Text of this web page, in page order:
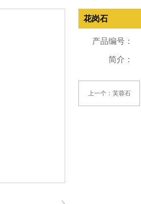
花岗石
产品编号：
简介：
上一个：芙蓉石